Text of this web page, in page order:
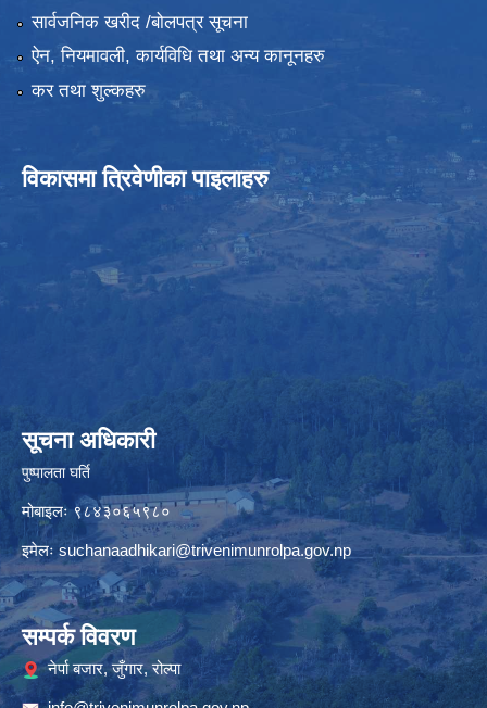
सार्वजनिक खरीद /बोलपत्र सूचना
ऐन, नियमावली, कार्यविधि तथा अन्य कानूनहरु
कर तथा शुल्कहरु
विकासमा त्रिवेणीका पाइलाहरु
सूचना अधिकारी
पुष्पालता घर्ति
मोबाइलः ९८४३०६५९८०
इमेलःsuchanaadhikari@trivenimunrolpa.gov.np
सम्पर्क विवरण
नेर्पा बजार, जुँगार, रोल्पा